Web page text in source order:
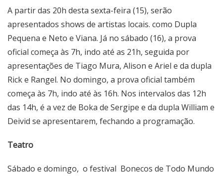
A partir das 20h desta sexta-feira (15), serão
apresentados shows de artistas locais. como Dupla
Pequena e Neto e Viana. Já no sábado (16), a prova
oficial começa às 7h, indo até as 21h, seguida por
apresentações de Tiago Mura, Alison e Ariel e da dupla
Rick e Rangel. No domingo, a prova oficial também
começa às 7h, indo até às 16h. Nos intervalos das 12h
das 14h, é a vez de Boka de Sergipe e da dupla William e
Deivid se apresentarem, fechando a programação.
Teatro
Sábado e domingo, o festival Bonecos de Todo Mundo